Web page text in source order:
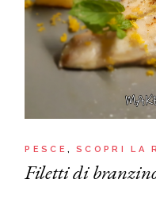
PESCE SCOPRI LA
Filetti di